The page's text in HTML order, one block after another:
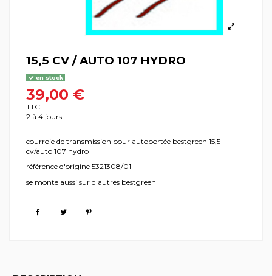
15,5 CV / AUTO 107 HYDRO
en stock
39,00 €
TTC
2 à 4 jours
courroie de transmission pour autoportée bestgreen 15,5
cv/auto 107 hydro
référence d'origine 5321308/01
se monte aussi sur d'autres bestgreen